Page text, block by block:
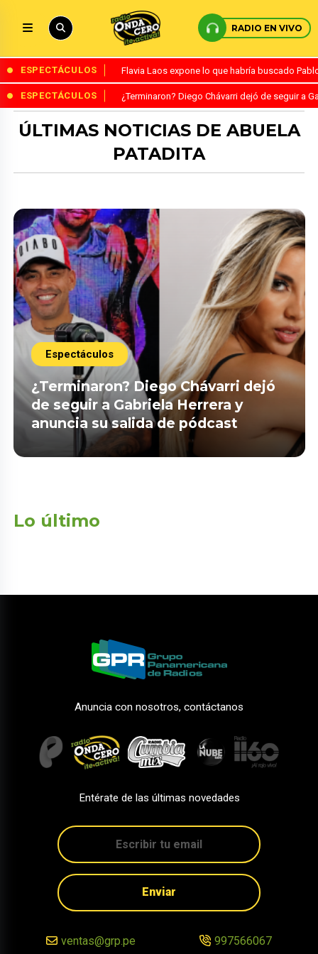
RADIO EN VIVO
ESPECTÁCULOS Flavia Laos expone lo que habría buscado
ESPECTÁCULOS ¿Terminaron? Diego Chávarri dejó de seguir a
ÚLTIMAS NOTICIAS DE ABUELA
PATADITA
Espectáculos
¿Terminaron? Diego Chávarri dejó
de seguir a Gabriela Herrera y
anuncia su salida de pódcast
Lo último
Anuncia con nosotros, contáctanos
Entérate de las últimas novedades
Enviar
ventas@grp.pe 997566067